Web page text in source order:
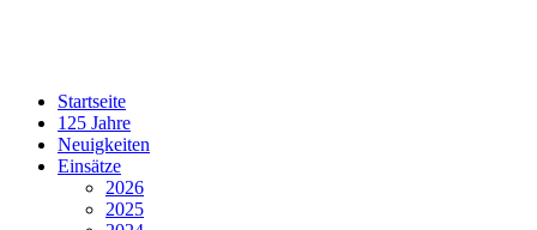
Startseite
125 Jahre
Neuigkeiten
Einsätze
2026
2025